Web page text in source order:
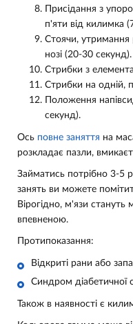
Присідання з
п'яти від килимка
Стоячи, утримання
нозі (20-30 секунд).
Стрибки з
Стрибки на одній,
Положення
секунд).
Ось повне заняття на
розкладає пазли,
Займатись потрібно 3-5
занять ви можете
Вірогідно, м'язи
впевненою.
Протипоказання:
Відкриті рани або
Синдром діабетичної
Також в наявності є